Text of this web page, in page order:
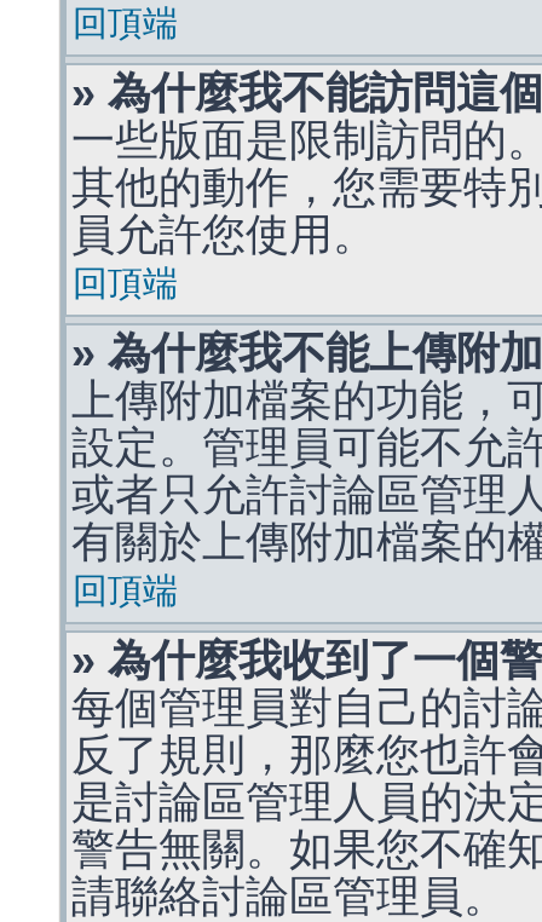
回頂端
» 為什麼我不能訪問這
一些版面是限制訪問的
其他的動作，您需要特
員允許您使用。
回頂端
» 為什麼我不能上傳附
上傳附加檔案的功能，
設定。管理員可能不允
或者只允許討論區管理
有關於上傳附加檔案的
回頂端
» 為什麼我收到了一個
每個管理員對自己的討
反了規則，那麼您也許
是討論區管理人員的決
警告無關。如果您不確
請聯絡討論區管理員。